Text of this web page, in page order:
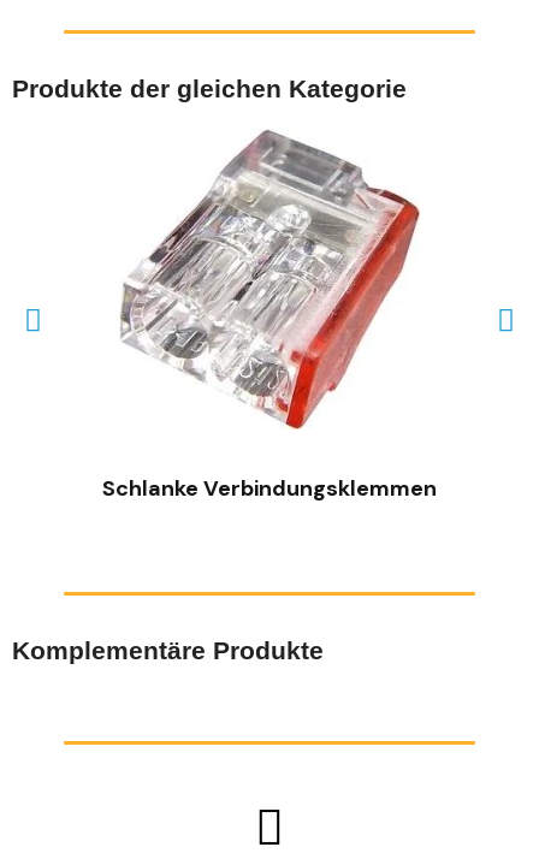
Produkte der gleichen Kategorie
SCHNELLANSICHT
Schlanke Verbindungsklemmen
Komplementäre Produkte